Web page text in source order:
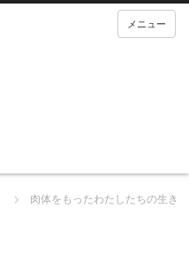
メニュー
肉体をもったわたしたちの生き